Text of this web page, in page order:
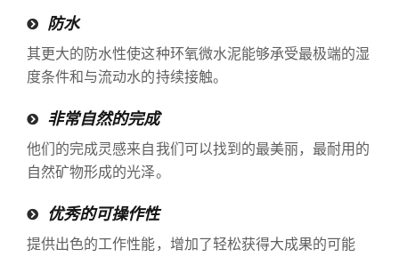
防水
其更大的防水性使这种环氧微水泥能够承受最极端的湿
度条件和与流动水的持续接触。
非常自然的完成
他们的完成灵感来自我们可以找到的最美丽，最耐用的
自然矿物形成的光泽。
优秀的可操作性
提供出色的工作性能，增加了轻松获得大成果的可能